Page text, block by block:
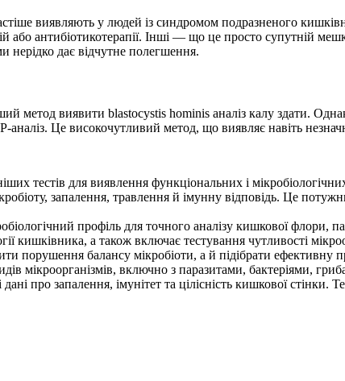
виявляють у людей із синдромом подразненого
або антибіотикотерапії. Інші — що це просто супутній
нерідко дає відчутне полегшення.
виявити blastocystis hominis аналіз калу здати. Однак
Це високочутливий метод, що виявляє навіть
тестів для виявлення функціональних і
запалення, травлення й імунну відповідь. Це
профіль для точного аналізу кишкової флори,
кишківника, а також включає тестування чутливості
порушення балансу мікробіоти, а й підібрати ефективну
мікроорганізмів, включно з паразитами, бактеріями,
дані про запалення, імунітет та цілісність кишкової